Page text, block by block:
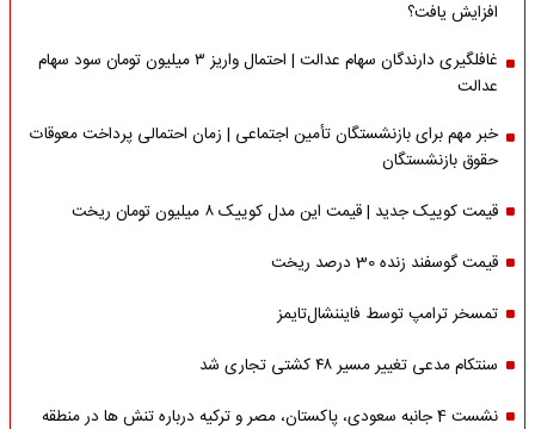
افزایش یافت؟
غافلگیری دارندگان سهام عدالت | احتمال واریز ۳ میلیون تومان سود سهام
عدالت
خبر مهم برای بازنشستگان تأمین اجتماعی | زمان احتمالی پرداخت معوقات
حقوق بازنشستگان
قیمت کوییک جدید | قیمت این مدل کوییک ۸ میلیون تومان ریخت
قیمت گوسفند زنده 30 درصد ریخت
تمسخر ترامپ توسط فایننشال‌تایمز
سنتکام مدعی تغییر مسیر ۴۸ کشتی تجاری شد
نشست 4 جانبه سعودی، پاکستان، مصر و ترکیه درباره تنش ها در منطقه